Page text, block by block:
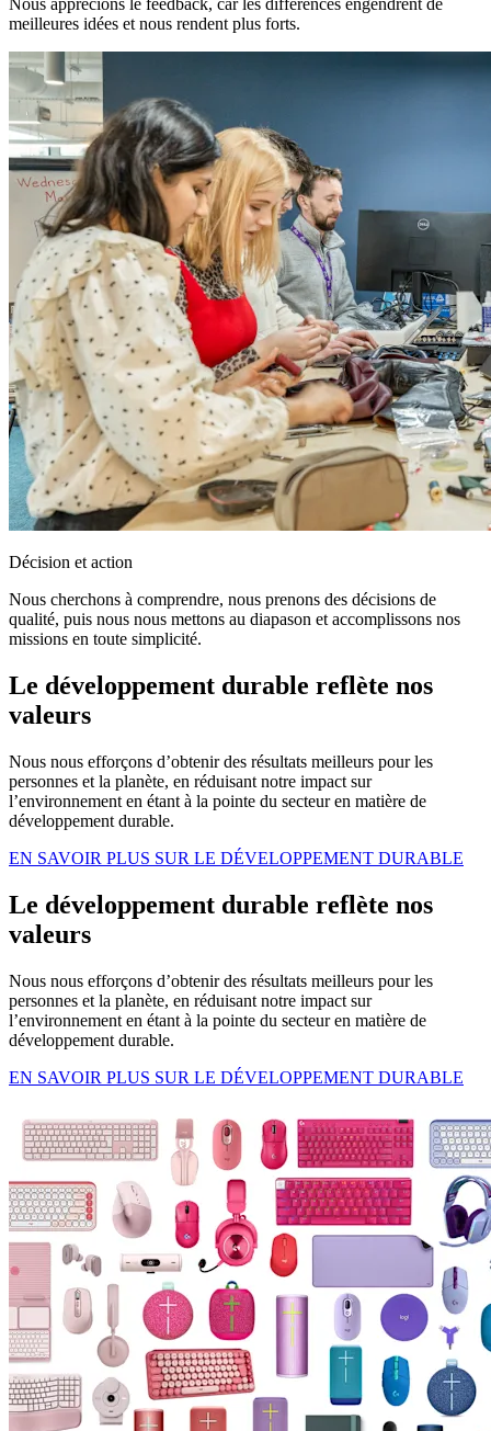
Nous apprécions le feedback, car les différences engendrent de
meilleures idées et nous rendent plus forts.
Décision et action
Nous cherchons à comprendre, nous prenons des décisions de
qualité, puis nous nous mettons au diapason et accomplissons nos
missions en toute simplicité.
Le développement durable reflète nos
valeurs
Nous nous efforçons d’obtenir des résultats meilleurs pour les
personnes et la planète, en réduisant notre impact sur
l’environnement en étant à la pointe du secteur en matière de
développement durable.
EN SAVOIR PLUS SUR LE DÉVELOPPEMENT DURABLE
Le développement durable reflète nos
valeurs
Nous nous efforçons d’obtenir des résultats meilleurs pour les
personnes et la planète, en réduisant notre impact sur
l’environnement en étant à la pointe du secteur en matière de
développement durable.
EN SAVOIR PLUS SUR LE DÉVELOPPEMENT DURABLE